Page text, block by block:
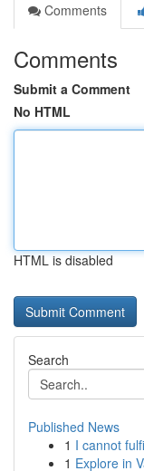
Comments
Comments
Submit a Comment
No HTML
HTML is disabled
Search
Published News
1 I cannot
1 Explore in